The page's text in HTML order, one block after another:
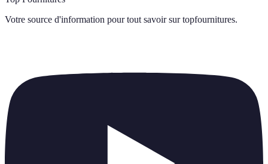
Votre source d'information pour tout savoir sur topfournitures.